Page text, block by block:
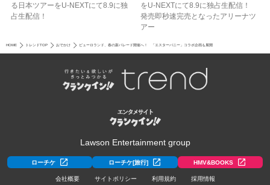
る日本ツアーをU‐NEXTにて8.9に独
占生配信！
をU-NEXTにて8.9に独占生配信！
発売即秒速完売となったアリーナツ
アー
HOME トレンドTOP おでかけ ピューロランド、春の新パレード開催へ！ 「エスターバニー」コラボ企画も展開
Lawson Entertainment group
ローチケ ローチケ[旅行] HMV&BOOKS
会社概要 サイトポリシー 利用規約 採用情報